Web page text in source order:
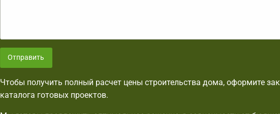
Отправить
Чтобы получить полный расчет цены строительства дома, оформите
каталога готовых проектов.